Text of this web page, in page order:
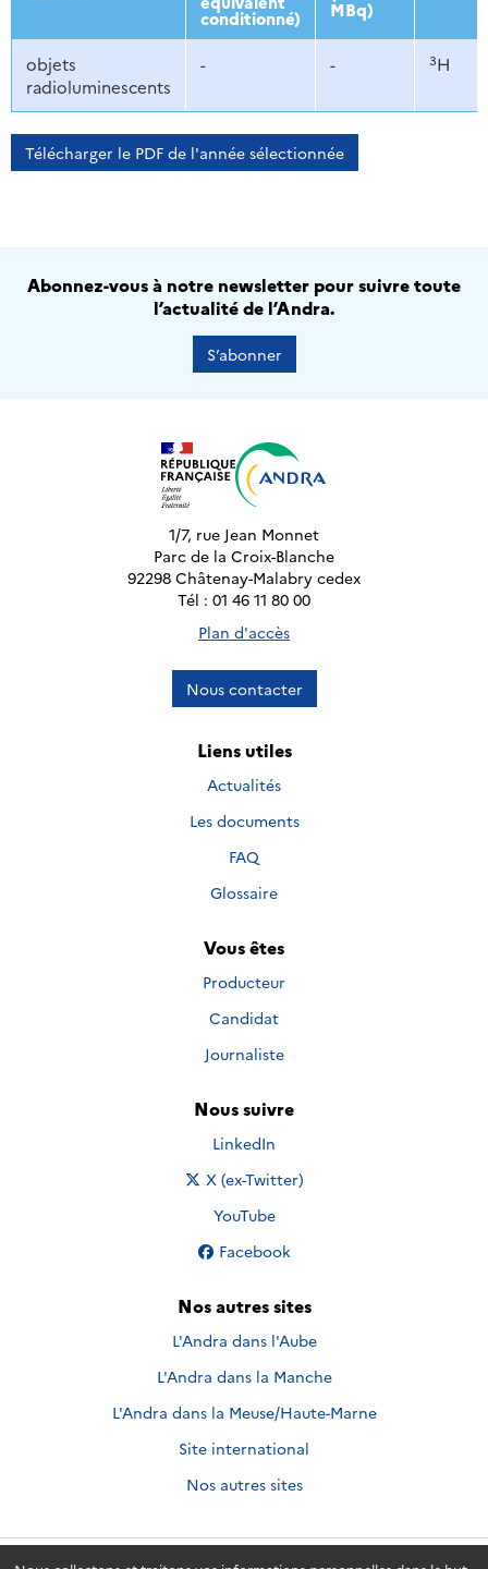
conditionné) MBq)
objets
radioluminescents
- - 3H
Télécharger le PDF de l'année sélectionnée
Abonnez-vous à notre newsletter pour suivre toute
l’actualité de l’Andra.
S’abonner
1/7, rue Jean Monnet
Parc de la Croix-Blanche
92298 Châtenay-Malabry cedex
Tél : 01 46 11 80 00
Plan d'accès
Nous contacter
Liens utiles
Actualités
Les documents
FAQ
Glossaire
Vous êtes
Producteur
Candidat
Journaliste
Nous suivre
Nous suivre sur
LinkedIn
Nous suivre sur
X (ex-Twitter)
Nous suivre sur
YouTube
Nous suivre sur
Facebook
Nos autres sites
L'Andra dans l'Aube
L'Andra dans la Manche
L'Andra dans la Meuse/Haute-Marne
Site international
Nos autres sites